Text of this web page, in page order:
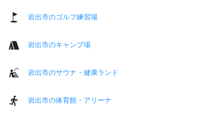
岩出市のゴルフ練習場
岩出市のキャンプ場
岩出市のサウナ・健康ランド
岩出市の体育館・アリーナ